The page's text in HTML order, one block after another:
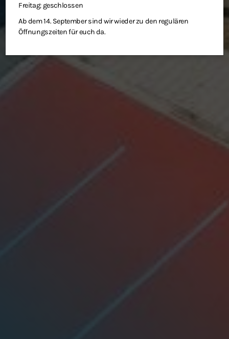
Freitag: geschlossen
Ab dem 14. September sind wir wieder zu den regulären
Öffnungszeiten für euch da.